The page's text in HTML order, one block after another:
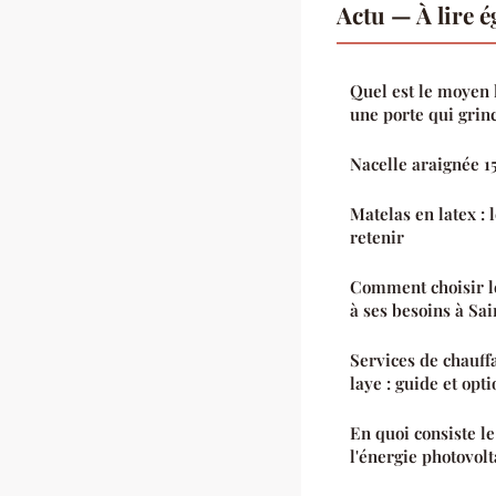
Actu — À lire
Quel est le
une porte qui
Nacelle araignée
Matelas en latex :
retenir
Comment choisir
à ses besoins à
Services de
laye : guide et
En quoi consiste
l'énergie